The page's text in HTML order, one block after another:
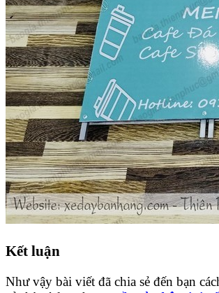
Kết luận
Như vậy bài viết đã chia sẻ đến bạn